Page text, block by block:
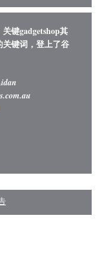
键gadgetshop其
键词，登上了谷